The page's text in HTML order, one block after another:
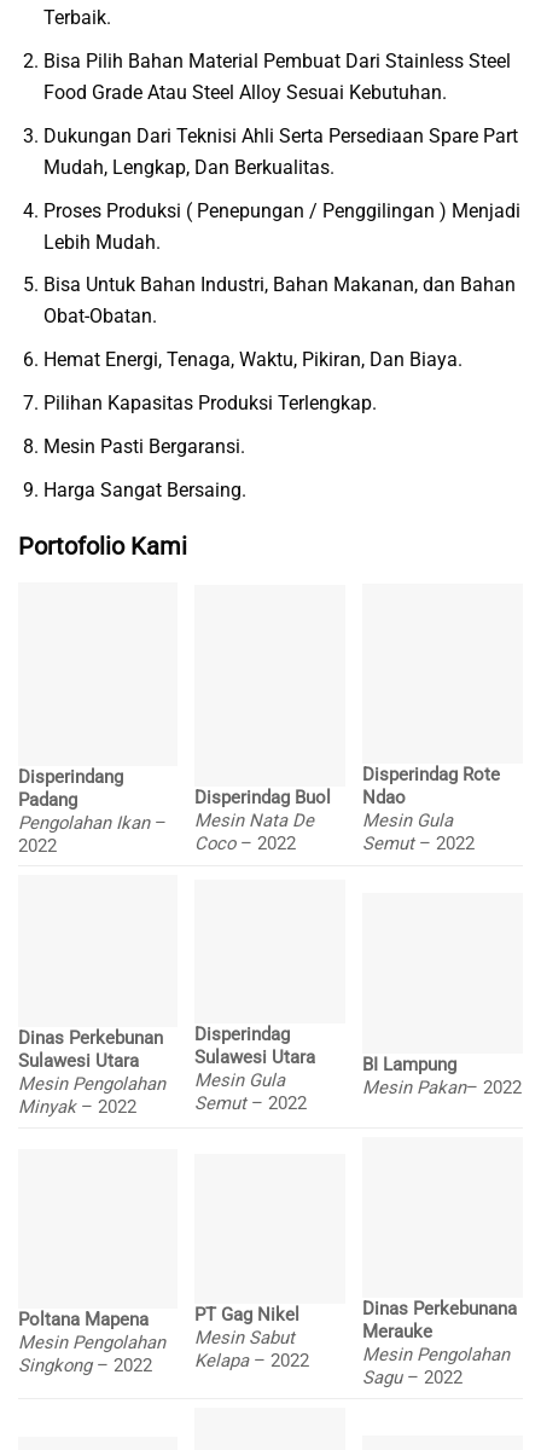
Terbaik.
Bisa Pilih Bahan Material Pembuat Dari Stainless Steel
Food Grade Atau Steel Alloy Sesuai Kebutuhan.
Dukungan Dari Teknisi Ahli Serta Persediaan Spare Part
Mudah, Lengkap, Dan Berkualitas.
Proses Produksi ( Penepungan / Penggilingan ) Menjadi
Lebih Mudah.
Bisa Untuk Bahan Industri, Bahan Makanan, dan Bahan
Obat-Obatan.
Hemat Energi, Tenaga, Waktu, Pikiran, Dan Biaya.
Pilihan Kapasitas Produksi Terlengkap.
Mesin Pasti Bergaransi.
Harga Sangat Bersaing.
Portofolio Kami
Disperindang
Padang
Pengolahan Ikan –
2022
Disperindag Buol
Mesin Nata De
Coco– 2022
Disperindag Rote
Ndao
Mesin Gula
Semut– 2022
Dinas Perkebunan
Sulawesi Utara
Mesin Pengolahan
Minyak– 2022
Disperindag
Sulawesi Utara
Mesin Gula
Semut– 2022
BI Lampung
Mesin Pakan– 2022
Poltana Mapena
Mesin Pengolahan
Singkong – 2022
PT Gag Nikel
Mesin Sabut
Kelapa – 2022
Dinas Perkebunana
Merauke
Mesin Pengolahan
Sagu – 2022